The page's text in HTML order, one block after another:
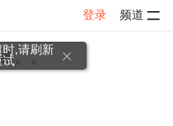
登录 频道
。。
时,请刷新
试